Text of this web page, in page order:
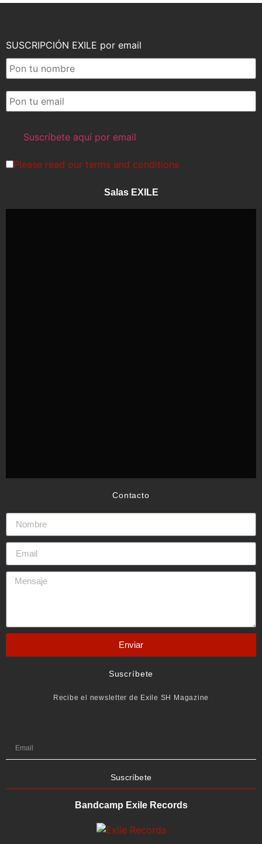
SUSCRIPCIÓN EXILE por email
Please read our terms and conditions
Salas EXILE
Contacto
Enviar
Suscríbete
Recibe el newsletter de Exile SH Magazine
Suscríbete
Bandcamp Exile Records